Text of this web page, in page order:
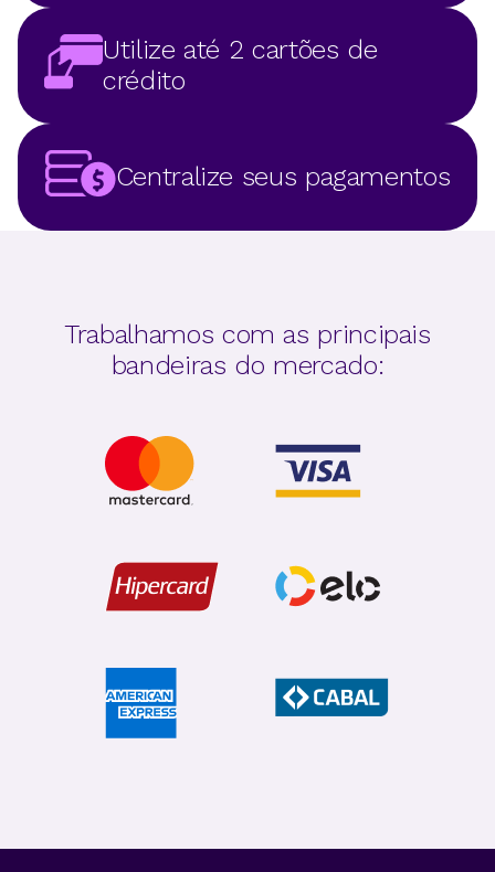
Utilize até 2 cartões de
crédito
Centralize seus pagamentos
Trabalhamos com as principais
bandeiras do mercado: